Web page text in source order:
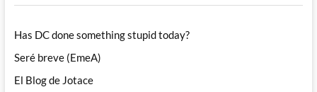
Has DC done something stupid today?
Seré breve (EmeA)
El Blog de Jotace